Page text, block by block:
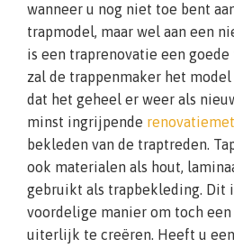
wanneer u nog niet toe bent
trapmodel, maar wel aan een
is een traprenovatie een
zal de trappenmaker het
dat het geheel er weer als
minst ingrijpende
bekleden van de traptreden.
ook materialen als hout,
gebruikt als trapbekleding. Dit
voordelige manier om toch
uiterlijk te creëren. Heeft u